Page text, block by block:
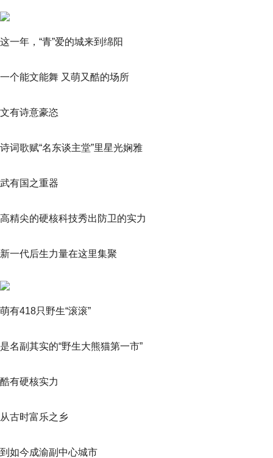
这一年，“青”爱的城来到绵阳
一个能文能舞 又萌又酷的场所
文有诗意豪恣
诗词歌赋“名东谈主堂”里星光娴雅
武有国之重器
高精尖的硬核科技秀出防卫的实力
新一代后生力量在这里集聚
萌有418只野生“滚滚”
是名副其实的“野生大熊猫第一市”
酷有硬核实力
从古时富乐之乡
到如今成渝副中心城市